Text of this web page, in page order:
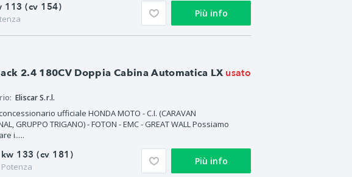
113 (cv 154)
Più info
2.4 180CV Doppia Cabina Automatica LX usato
Eliscar S.r.l.
ufficiale HONDA MOTO - C.I. (CARAVAN
GRUPPO TRIGANO) - FOTON - EMC - GREAT WALL Possiamo
i.....
kw 133 (cv 181)
Potenza Più info